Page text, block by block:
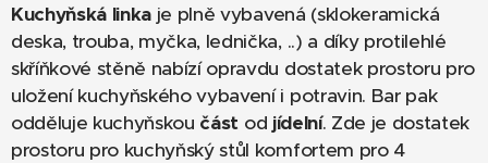
Kuchyňská linka je plně vybavená (sklokeramická
deska, trouba, myčka, lednička, ..) a díky protilehlé
skříňkové stěně nabízí opravdu dostatek prostoru pro
uložení kuchyňského vybavení i potravin. Bar pak
odděluje kuchyňskou část od jídelní. Zde je dostatek
prostoru pro kuchyňský stůl komfortem pro 4